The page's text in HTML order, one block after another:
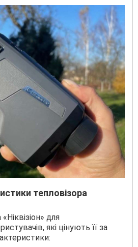
тепловізора
для
які цінують її за